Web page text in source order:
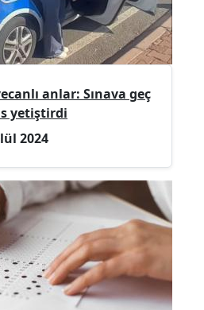
anlar: Sınava geç
yetiştirdi
2024